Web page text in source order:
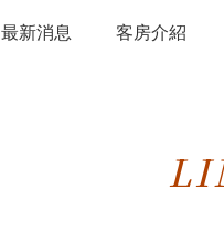
最新消息 客房介紹